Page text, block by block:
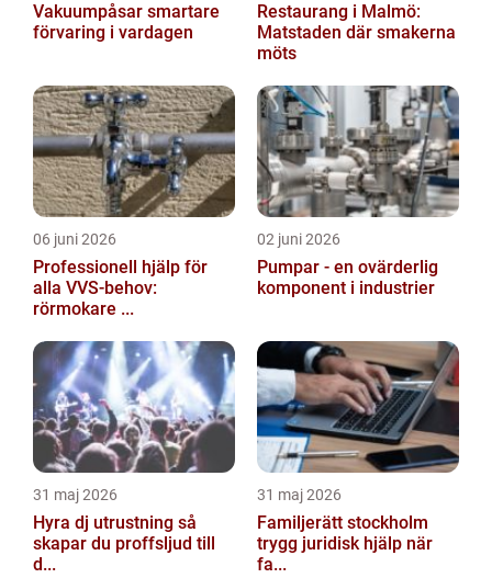
Vakuumpåsar smartare
förvaring i vardagen
Restaurang i Malmö:
Matstaden där smakerna
möts
06 juni 2026
Professionell hjälp för
alla VVS-behov:
rörmokare ...
02 juni 2026
Pumpar - en ovärderlig
komponent i industrier
31 maj 2026
Hyra dj utrustning så
skapar du proffsljud till
d...
31 maj 2026
Familjerätt stockholm
trygg juridisk hjälp när
fa...